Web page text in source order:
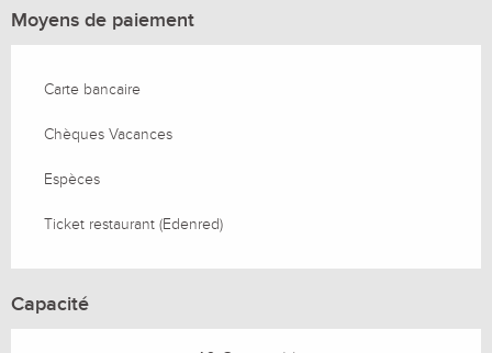
Moyens de paiement
Carte bancaire
Chèques Vacances
Espèces
Ticket restaurant (Edenred)
Capacité